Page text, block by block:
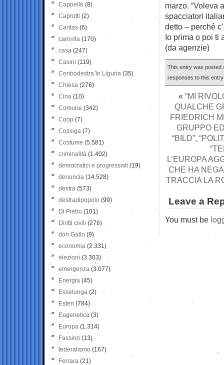
marzo. “Voleva
spacciatori
detto – perché
Io prima o poi ti
(da agenzie)
This entry was posted
responses to this
« “MI
QUALCHE
FRIEDRICH
GRUPPO
“BILD”,
L’EUROPA
CHE HA
TRACCIA LA
Leave a
You must be
Cappello (8)
Caprotti (2)
Caritas (6)
carovita (170)
casa (247)
Casini (119)
Centrodestra in Liguria (35)
Chiesa (276)
Cina (10)
Comune (342)
Coop (7)
Cossiga (7)
Costume (5.581)
criminalità (1.402)
democratici e progressisti (19)
denuncia (14.528)
destra (573)
destradipopolo (99)
Di Pietro (101)
Diritti civili (276)
don Gallo (9)
economia (2.331)
elezioni (3.303)
emergenza (3.077)
Energia (45)
Esselunga (2)
Esteri (784)
Eugenetica (3)
Europa (1.314)
Fassino (13)
federalismo (167)
Ferrara (21)